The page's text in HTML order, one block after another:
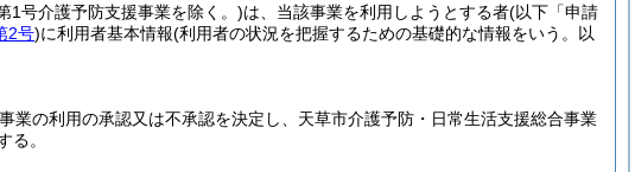
1号介護予防支援事業を除く。)は、当該事業を利用しようとする者(以下「申請
2号)に利用者基本情報(利用者の状況を把握するための基礎的な情報をいう。以
業の利用の承認又は不承認を決定し、天草市介護予防・日常生活支援総合事業
る。